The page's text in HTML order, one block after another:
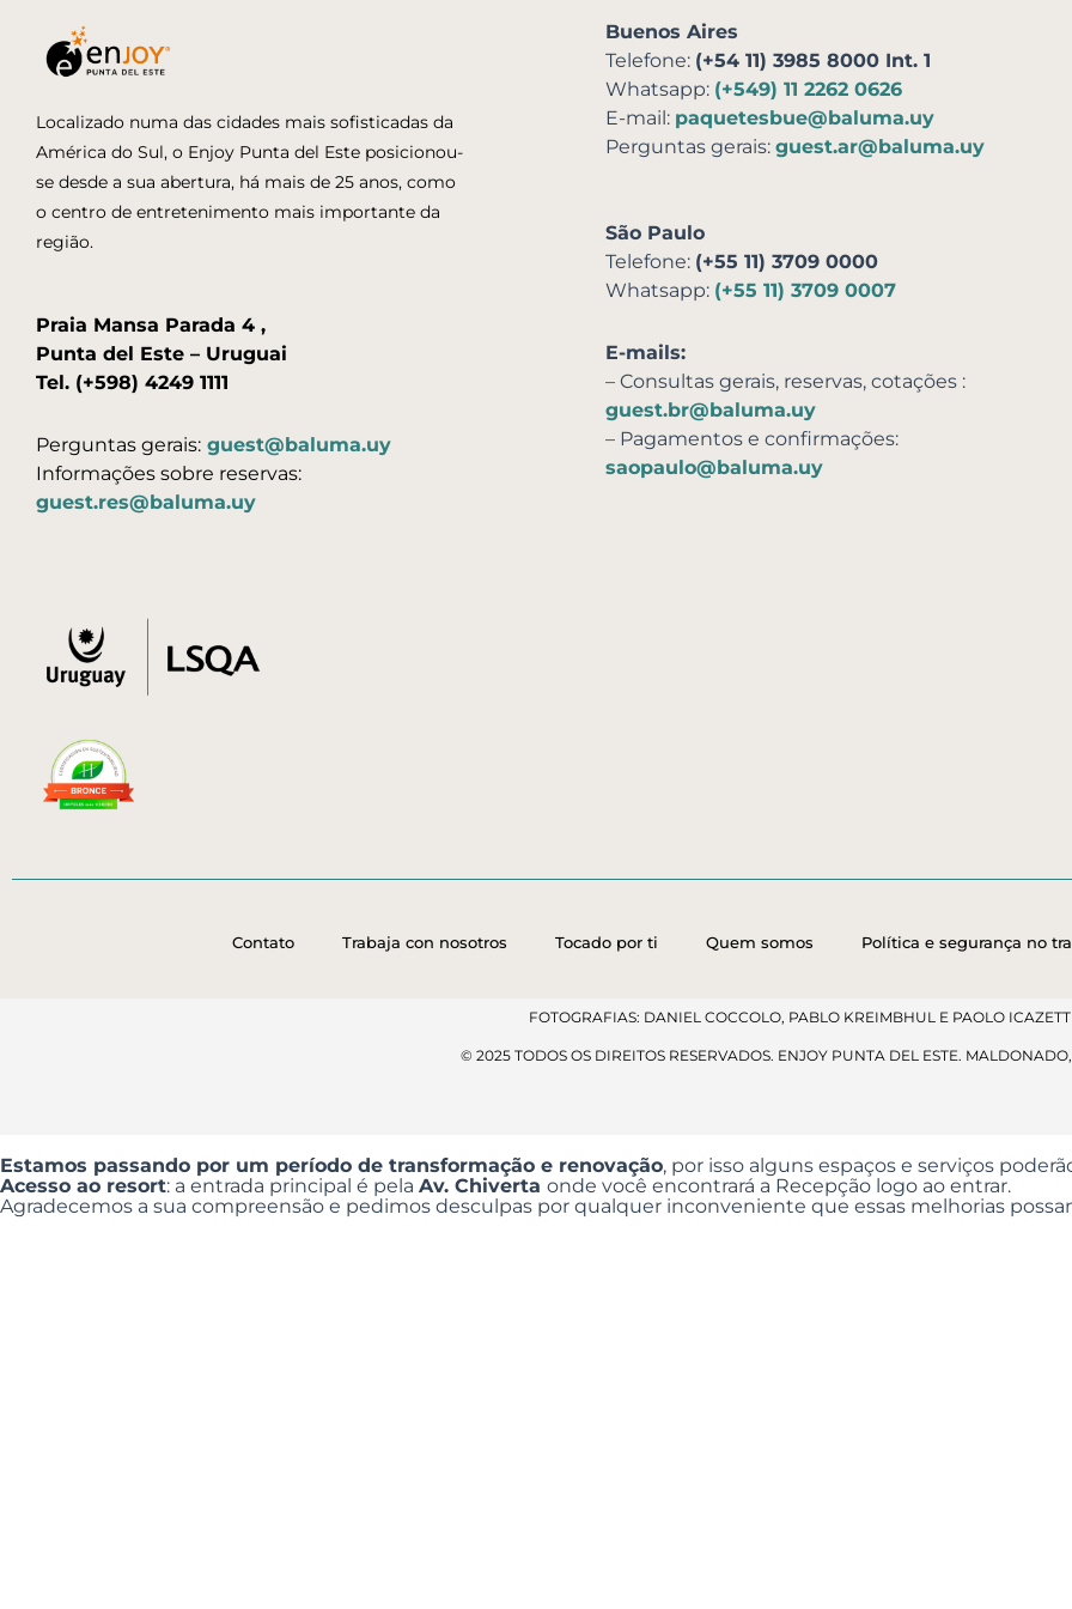
Localizado numa das cidades mais sofisticadas da
América do Sul, o Enjoy Punta del Este posicionou-
se desde a sua abertura, há mais de 25 anos, como
o centro de entretenimento mais importante da
região.
Praia Mansa Parada 4 ,
Punta del Este – Uruguai
Tel. (+598) 4249 1111
Perguntas gerais: guest@baluma.uy
Informações sobre reservas:
guest.res@baluma.uy
Buenos Aires
Telefone: (+54 11) 3985 8000 Int. 1
Whatsapp: (+549) 11 2262 0626
E-mail: paquetesbue@baluma.uy
Perguntas gerais: guest.ar@baluma.uy
São Paulo
Telefone: (+55 11) 3709 0000
Whatsapp: (+55 11) 3709 0007
E-mails:
– Consultas gerais, reservas, cotações :
guest.br@baluma.uy
– Pagamentos e confirmações:
saopaulo@baluma.uy
Contato Trabaja con nosotros Tocado por ti Quem somos Política e segurança no
FOTOGRAFIAS: DANIEL COCCOLO, PABLO KREIMBHUL E PAOLO
© 2025 TODOS OS DIREITOS RESERVADOS. ENJOY PUNTA DEL ESTE.
Estamos passando por um período de transformação e renovação, por isso alguns espaços e serviços
Acesso ao resort: a entrada principal é pela Av. Chiverta onde você encontrará a Recepção logo ao entrar.
Agradecemos a sua compreensão e pedimos desculpas por qualquer inconveniente que essas melhorias